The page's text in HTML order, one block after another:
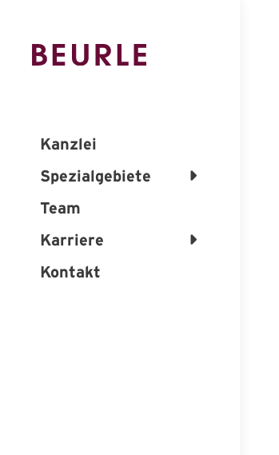
Kanzlei
Spezialgebiete
Team
Karriere
Kontakt